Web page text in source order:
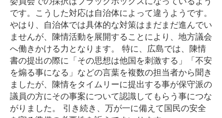
です。こうした対応は自治体によって違うようです。
やはり、自治体では具体的な対策はまだまだ進んでい
ませんが、陳情活動を展開することにより、地方議会
へ働きかける力となります。 特に、広島では、陳情
書の提出の際に「その思想は他国を刺激する」「不安
を煽る事になる」などの言葉を複数の担当者から聞き
ましたが、陳情をタイムリーに提出する事が保守派の
議員の方にその事案について認識してもらう事につな
がりました。 引き続き、万が一に備えて国民の安全